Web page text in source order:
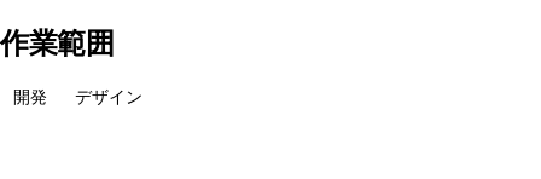
作業範囲
開発 デザイン